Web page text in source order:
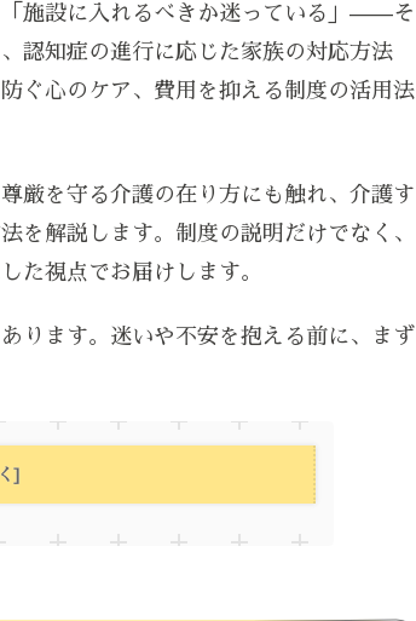
施設に入れるべきか迷っている」——そ
認知症の進行に応じた家族の対応方法
ぐ心のケア、費用を抑える制度の活用法
厳を守る介護の在り方にも触れ、介護す
を解説します。制度の説明だけでなく、
た視点でお届けします。
ります。迷いや不安を抱える前に、まず